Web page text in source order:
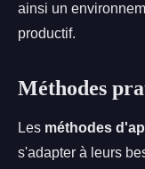
ainsi un
productif.
Méthodes
Les méthodes
s'adapter à leurs